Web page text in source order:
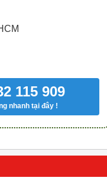
115 909
nhanh tại đây !